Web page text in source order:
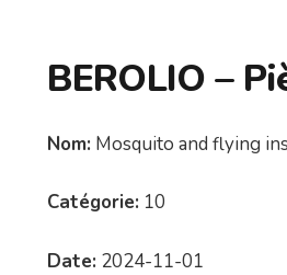
BEROLIO –
Nom: Mosquito and flying
Catégorie: 10
Date: 2024-11-01